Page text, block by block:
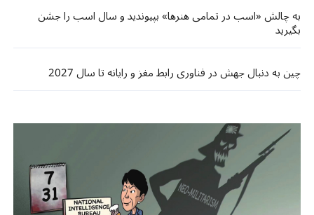
به چالش «اسب در تمامی هنرها» بپیوندید و سال اسب را جشن
بگیرید
چین به دنبال جهش در فناوری رابط مغز و رایانه تا سال 2027